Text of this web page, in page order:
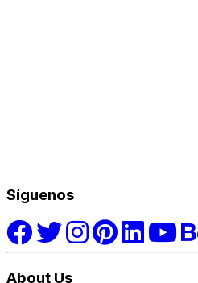
Síguenos
About Us